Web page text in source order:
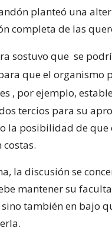
planteó una
completa de las
sostuvo que se
que el organismo
, por ejemplo,
tercios para su
la posibilidad de que
costas.
la discusión se
mantener su
también en bajo